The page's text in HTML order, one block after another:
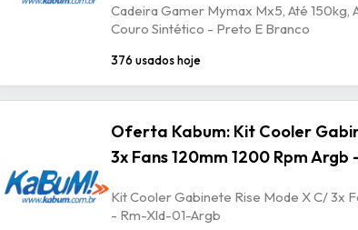
Cadeira Gamer Mymax Mx5, Até 150kg,
Couro Sintético - Preto E Branco
376 usados hoje
Oferta Kabum: Kit Cooler
3x Fans 120mm 1200 Rpm
Kit Cooler Gabinete Rise Mode X C/ 3x
- Rm-Xld-01-Argb